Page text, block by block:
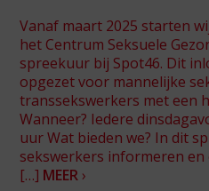
Vanaf maart 2025 starten
het Centrum Seksuele
spreekuur bij Spot46. Dit
opgezet voor mannelijke
transsekswerkers met een
Wanneer? Iedere
uur Wat bieden we? In dit
sekswerkers informeren
[…] MEER ›